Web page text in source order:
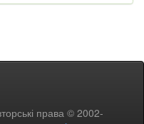
права © 2002-